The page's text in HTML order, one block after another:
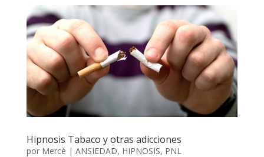
Hipnosis Tabaco y otras adicciones
por Mercè | ANSIEDAD, HIPNOSIS, PNL